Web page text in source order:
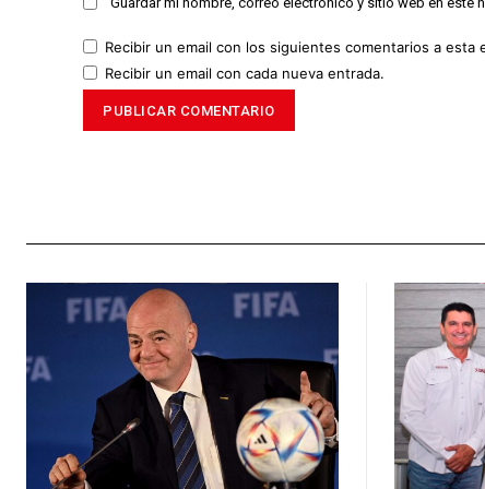
Recibir un email con los siguientes comentarios a esta
Recibir un email con cada nueva entrada.